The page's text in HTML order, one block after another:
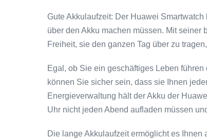
Gute Akkulaufzeit: Der Huawei
über den Akku machen müssen. Mit
Freiheit, sie den ganzen Tag über zu
Egal, ob Sie ein geschäftiges Leben
können Sie sicher sein, dass sie Ihnen
Energieverwaltung hält der Akku der
Uhr nicht jeden Abend aufladen müssen
Die lange Akkulaufzeit ermöglicht es